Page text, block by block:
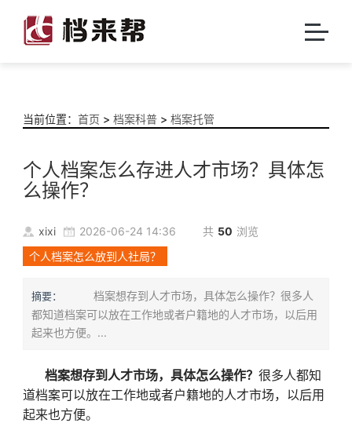
当前位置： 首页 > 档案科普> 档案托管
个人档案怎么存进人才市场？具体怎
么操作？
xixi 2026-06-24 14:36 共 50 浏览
个人档案怎么放到人社局？
摘要：
档案想存到人才市场，具体怎么操作？很多人
都知道档案可以放在工作地或者户籍地的人才市场，以后用
起来也方便。...
档案想存到人才市场，具体怎么操作？ 很多人都知
道档案可以放在工作地或者户籍地的人才市场，以后用
起来也方便。